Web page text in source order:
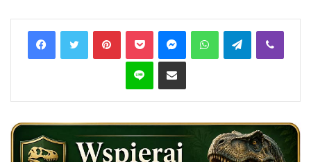
PinterestPocket MessengerWhatsAppTelegramViber
Line Share via Email